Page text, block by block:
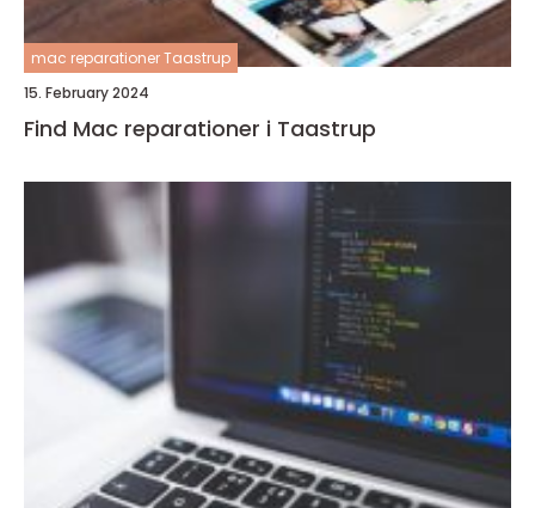
mac reparationer Taastrup
15. February 2024
Find Mac reparationer i Taastrup